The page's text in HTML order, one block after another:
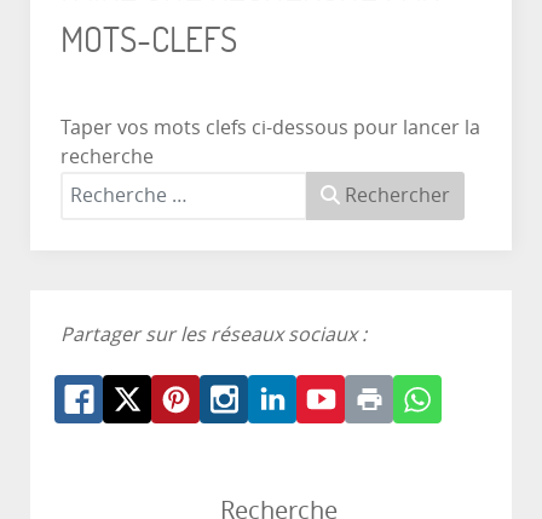
MOTS-CLEFS
Taper vos mots clefs ci-dessous pour lancer la
recherche
Rechercher
Partager sur les réseaux sociaux :
Recherche